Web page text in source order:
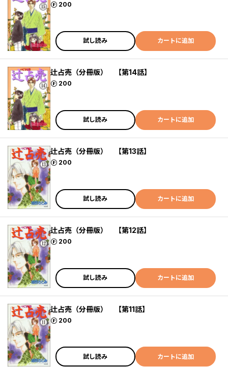
200
ポイント
試し読み カートに追加
辻占売（分冊版） 【第14話】
200
ポイント
試し読み カートに追加
辻占売（分冊版） 【第13話】
200
ポイント
試し読み カートに追加
辻占売（分冊版） 【第12話】
200
ポイント
試し読み カートに追加
辻占売（分冊版） 【第11話】
200
ポイント
試し読み カートに追加